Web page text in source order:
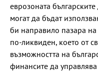
еврозоната
могат да бъдат
би направило пазара
по-ликвиден, което от
възможността на
финансите да